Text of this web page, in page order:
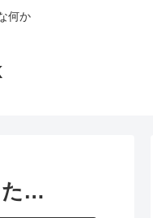
何か
た…